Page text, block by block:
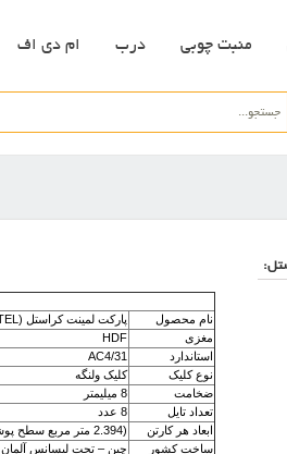
منبت چوبی درب ام دی اف
نام محصول
پارکت لمینت کراستل (CRASTEL)
مغزی
HDF
استاندارد
AC4/31
نوع کلیک
کلیک ولنگه
ضخامت
8 میلیمتر
تعداد تایل
8 عدد
ابعاد هر کارتن
(2.394 متر مربع سطح پوشش)=(8 عدد)*(1286 ميليمتر طول)*(194 ميليمتر عرض)
ساخت کشور
چین – تحت لیسانس آلمان